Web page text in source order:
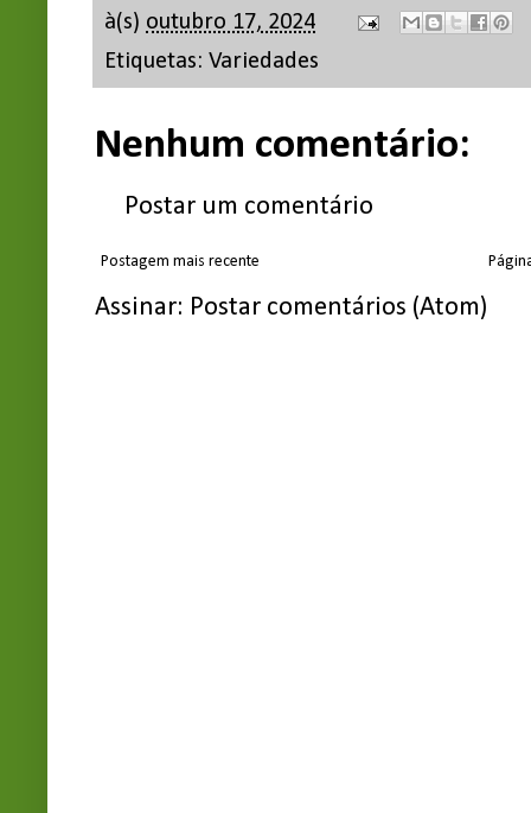
à(s) outubro 17, 2024
Etiquetas: Variedades
Nenhum comentário:
Postar um comentário
Postagem mais recente
Assinar: Postar comentários (Atom)